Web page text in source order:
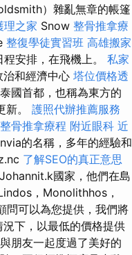
）雜亂無章的帳篷
理之家 Snow 整骨推拿療
整復學徒實習班 高雄搬家
安排，在飛機上。 私家
和經濟中心 塔位價格透
泰國首都，也稱為東方的
新。 護照代辦推薦服務
整骨推拿療程 附近眼科 近
的名稱，多年的經驗和
了解SEO的真正意思
國家，他們在島
，Monolithhos，
問可以為您提供，我們將
下，以最低的價格提供
朋友一起度過了美好的